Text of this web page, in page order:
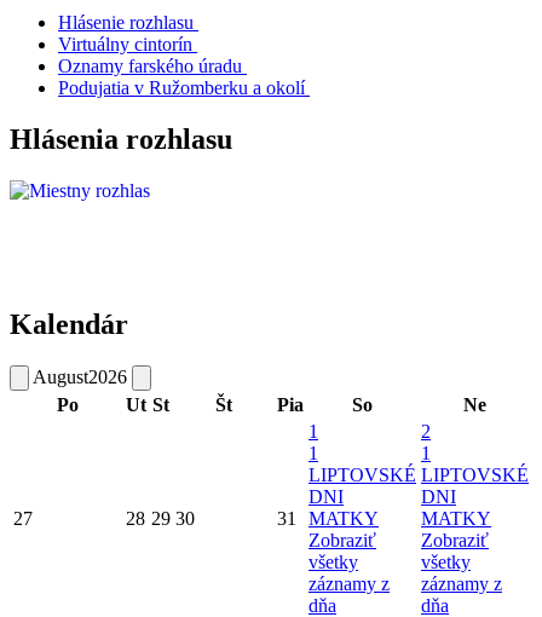
Hlásenie rozhlasu
Virtuálny cintorín
Oznamy farského úradu
Podujatia v Ružomberku a okolí
Hlásenia rozhlasu
Kalendár
August2026
Po
Ut St Št Pia So Ne
27 28 29 30 31
1
1
LIPTOVSKÉ
DNI
MATKY
Zobraziť
všetky
záznamy z
dňa
2
1
LIPTOVSKÉ
DNI
MATKY
Zobraziť
všetky
záznamy z
dňa